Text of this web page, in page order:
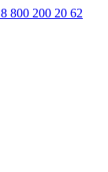
8 800 200 20 62